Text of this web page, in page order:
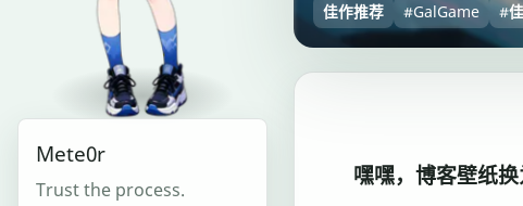
Mete0r
Trust the process.
佳作推荐 #GalGame #
嘿嘿，博客壁纸